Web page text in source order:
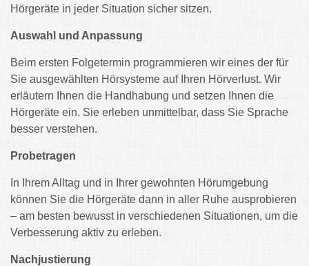
Hörgeräte in jeder Situation sicher sitzen.
Auswahl und Anpassung
Beim ersten Folgetermin programmieren wir eines der für
Sie ausgewählten Hörsysteme auf Ihren Hörverlust. Wir
erläutern Ihnen die Handhabung und setzen Ihnen die
Hörgeräte ein. Sie erleben unmittelbar, dass Sie Sprache
besser verstehen.
Probetragen
In Ihrem Alltag und in Ihrer gewohnten Hörumgebung
können Sie die Hörgeräte dann in aller Ruhe ausprobieren
– am besten bewusst in verschiedenen Situationen, um die
Verbesserung aktiv zu erleben.
Nachjustierung